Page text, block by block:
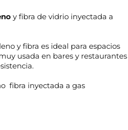
y fibra de vidrio inyectada a
y fibra es ideal para espacios
usada en bares y restaurantes
fibra inyectada a gas